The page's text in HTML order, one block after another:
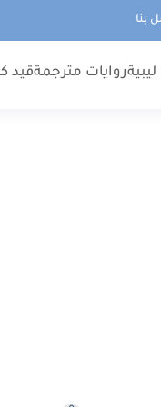
بنا
روايات مترجمةقيد